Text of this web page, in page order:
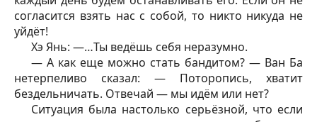
согласится взять нас с собой, то никто никуда не
уйдёт!
Хэ Янь: —…Ты ведёшь себя неразумно.
— А как еще можно стать бандитом? — Ван Ба
нетерпеливо сказал: — Поторопись, хватит
бездельничать. Отвечай — мы идём или нет?
Ситуация была настолько серьёзной, что если